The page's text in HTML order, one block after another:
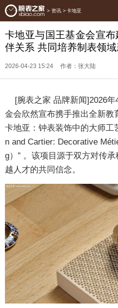
> 资讯 > 卡地亚
卡地亚与国王基金会宣
伴关系 共同培养制表领
2026-04-23 15:24 作者：张大陆
[腕表之家 品牌新闻]2026年
金会欣然宣布携手推出全新
卡地亚：钟表装饰中的大师工
n and Cartier: Decorative
g）” 。该项目源于双方对传
越人才的共同信念。